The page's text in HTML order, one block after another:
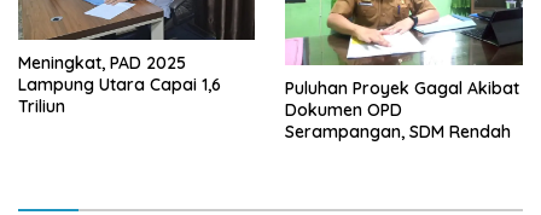
Meningkat, PAD 2025
Lampung Utara Capai 1,6
Triliun
Puluhan Proyek Gagal Akibat
Dokumen OPD
Serampangan, SDM Rendah